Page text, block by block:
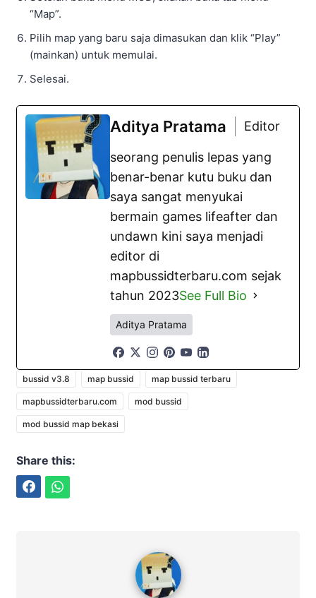
“Map”.
Pilih map yang baru saja dimasukan dan klik “Play”
(mainkan) untuk memulai.
Selesai.
Aditya Pratama Editor
seorang penulis lepas yang
benar-benar kutu buku dan
saya sangat menyukai
bermain games lifeafter dan
undawn kini saya menjadi
editor di
mapbussidterbaru.com sejak
tahun 2023See Full Bio
Aditya Pratama
bussid v3.8 map bussid map bussid terbaru
mapbussidterbaru.com mod bussid
mod bussid map bekasi
Share this: